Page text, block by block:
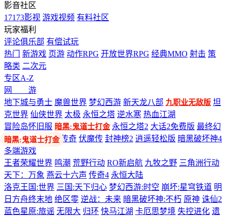
影音社区
17173影视 游戏视频 有料社区
玩家福利
评论俱乐部 有偿试玩
热门
新游戏 页游 动作RPG 开放世界RPG 经典MMO 射击 策
略类 二次元
专区A-Z
网 游
地下城与勇士 魔兽世界 梦幻西游 新天龙八部 九职业无敌版 坦
克世界 仙侠世界 太极 永恒之塔 逆水寒 热血江湖
冒险岛怀旧服 暗黑:鬼道士打金 永恒之塔2 大话2免费版 最终幻
想14 剑网3 热血传奇 伏魔传 封神榜2 逍遥轻松版 暗黑破坏神4
多端游戏
王者荣耀世界 鸣潮 荒野行动 RO新启航 九牧之野 三角洲行动
天下：万象 燕云十六声 传奇4 永恒大陆
洛克王国:世界 三国:天下归心 梦幻西游:时空 崩坏:星穹铁道 明
日方舟终末地 绝区零 逆战：未来 暗黑破坏神:不朽 原神 诛仙2
蓝色星原:旅谣 无限大 归环 快马江湖 卡厄思梦境 失控进化 遗